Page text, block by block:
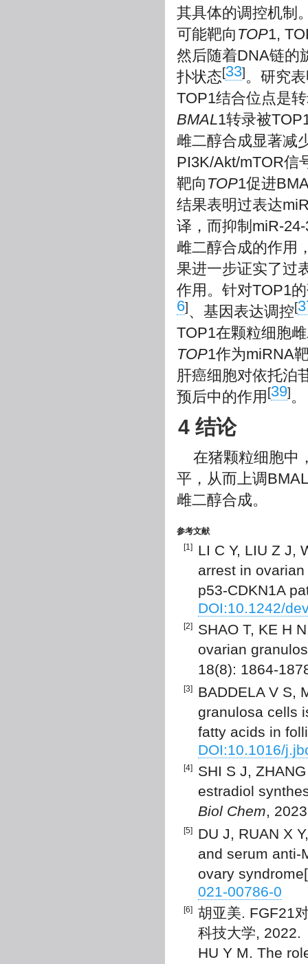
其具体的调控机制
可能靶向 TOP1,
然后随着DNA链的
扑状态[33]。研究
TOP1结合位点是
BMAL1转录被
雌二醇合成显著减
PI3K/Akt/mTOR信
靶向 TOP1促进
结果表明过表达
译，而抑制miR-
雌二醇合成的作用
果进一步证实了过
作用。针对TOP1
6]、基因表达调控[
TOP1在颗粒细胞
TOP1作为miRNA
肝癌细胞对依托泊
预后中的作用 [39]。
4 结论
在猪颗粒细胞中
平，从而上调
雌二醇合成。
参考文献
[1]
LI C Y, LIU Z J,
arrest in
p53-CDKN1A
DOI:10.1242/
[2]
SHAO T, KE H
ovarian
18(8): 1864-
[3]
BADDELA V S,
granulosa cells
fatty acids in
DOI:10.1016/
[4]
SHI S J,
estradiol
Biol Chem,
[5]
DU J, RUAN X
and serum anti-
ovary
021-00786-0
[6]
胡亚美. FGF21
科技大学, 2022.
HU Y M. The